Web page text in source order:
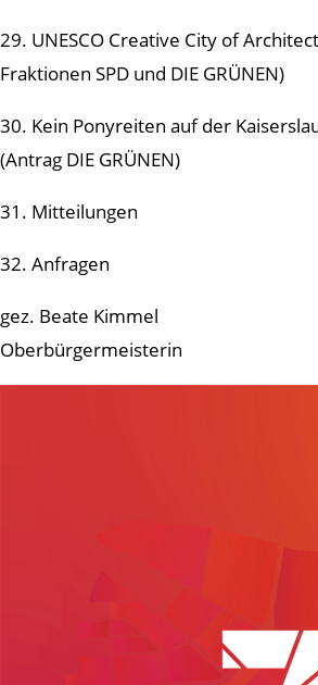
29. UNESCO Creative City of
Fraktionen SPD und DIE GRÜNEN)
30. Kein Ponyreiten auf der
(Antrag DIE GRÜNEN)
31. Mitteilungen
32. Anfragen
gez. Beate Kimmel
Oberbürgermeisterin